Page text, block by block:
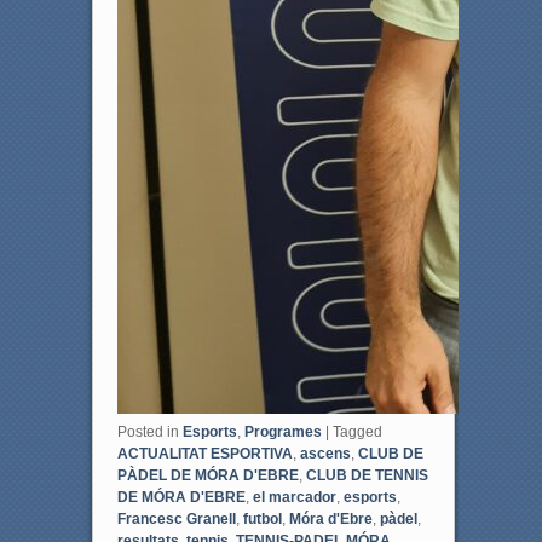
Posted in Esports Programes | Tagged
ACTUALITAT ESPORTIVA ascens CLUB DE
PÀDEL DE MÓRA D'EBRE, CLUB DE TENNIS
DE MÓRA D'EBRE, el marcador, esports
Francesc Granell, futbol, Móra d'Ebre, pàdel,